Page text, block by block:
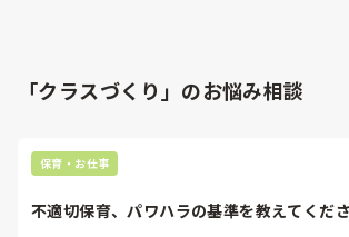
「クラスづくり」のお悩み相談
保育・お仕事
不適切保育、パワハラの基準を教えてくだ